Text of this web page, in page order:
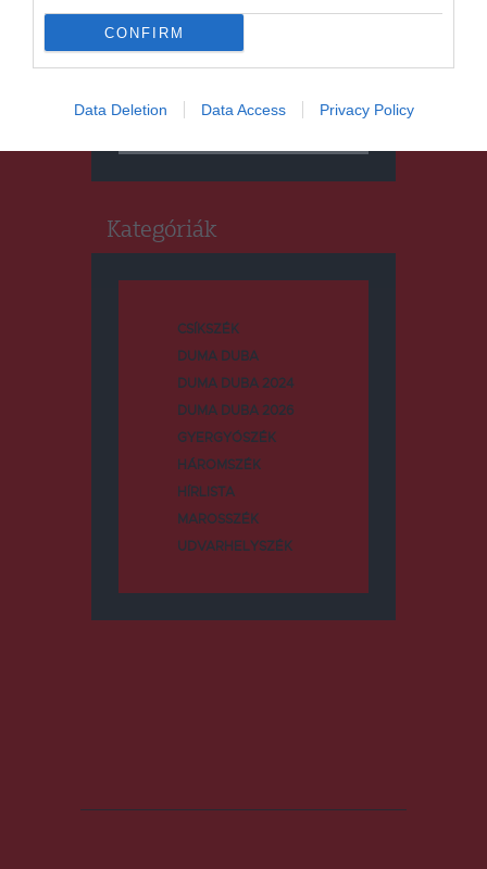
CONFIRM
Data Deletion Data Access Privacy Policy
Keresés
Keresés:
Kategóriák
CSÍKSZÉK
DUMA DUBA
DUMA DUBA 2024
DUMA DUBA 2026
GYERGYÓSZÉK
HÁROMSZÉK
HÍRLISTA
MAROSSZÉK
UDVARHELYSZÉK